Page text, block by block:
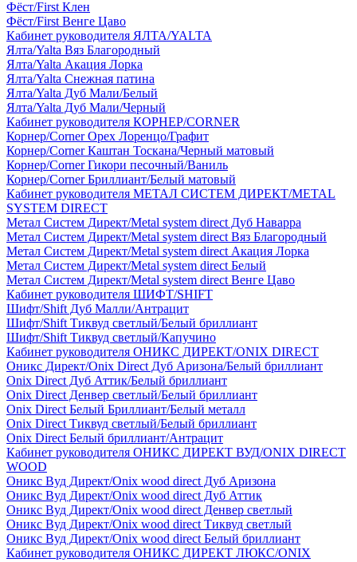
Фёст/First Клен
Фёст/First Венге Цаво
Кабинет руководителя ЯЛТА/YALTA
Ялта/Yalta Вяз Благородный
Ялта/Yalta Акация Лорка
Ялта/Yalta Снежная патина
Ялта/Yalta Дуб Мали/Белый
Ялта/Yalta Дуб Мали/Черный
Кабинет руководителя КОРНЕР/CORNER
Корнер/Corner Орех Лоренцо/Графит
Корнер/Corner Каштан Тоскана/Черный матовый
Корнер/Corner Гикори песочный/Ваниль
Корнер/Corner Бриллиант/Белый матовый
Кабинет руководителя МЕТАЛ СИСТЕМ ДИРЕКТ/METAL
SYSTEM DIRECT
Метал Систем Директ/Metal system direct Дуб Наварра
Метал Систем Директ/Metal system direct Вяз Благородный
Метал Систем Директ/Metal system direct Акация Лорка
Метал Систем Директ/Metal system direct Белый
Метал Систем Директ/Metal system direct Венге Цаво
Кабинет руководителя ШИФТ/SHIFT
Шифт/Shift Дуб Малли/Антрацит
Шифт/Shift Тиквуд светлый/Белый бриллиант
Шифт/Shift Тиквуд светлый/Капучино
Кабинет руководителя ОНИКС ДИРЕКТ/ONIX DIRECT
Оникс Директ/Onix Direct Дуб Аризона/Белый бриллиант
Onix Direct Дуб Аттик/Белый бриллиант
Onix Direct Денвер светлый/Белый бриллиант
Onix Direct Белый Бриллиант/Белый металл
Onix Direct Тиквуд светлый/Белый бриллиант
Onix Direct Белый бриллиант/Антрацит
Кабинет руководителя ОНИКС ДИРЕКТ ВУД/ONIX DIRECT
WOOD
Оникс Вуд Директ/Onix wood direct Дуб Аризона
Оникс Вуд Директ/Onix wood direct Дуб Аттик
Оникс Вуд Директ/Onix wood direct Денвер светлый
Оникс Вуд Директ/Onix wood direct Тиквуд светлый
Оникс Вуд Директ/Onix wood direct Белый бриллиант
Кабинет руководителя ОНИКС ДИРЕКТ ЛЮКС/ONIX